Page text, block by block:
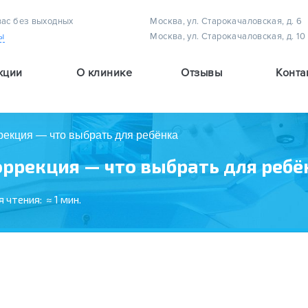
без выходных
Москва, ул. Старокачаловская, д. 6
Москва, ул. Старокачаловская, д. 10
О клинике Отзывы
— что выбрать для ребёнка
— что выбрать для
чтения: ≈ 1 мин.